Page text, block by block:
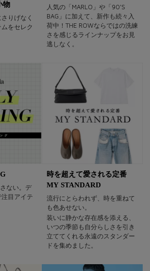
物
りげなく
をセレク
人気の「MARLO」や「90'S
BAG」に加えて、新作も続々入
荷中！THE ROWならではの洗練
さを感じるラインナップをお見
逃しなく。
ない。デ
目アイテ
時を超えて愛される定番
MY STANDARD
流行にとらわれず、時を重ねて
も色あせない。
装いに静かな存在感を添える、
いつの季節も自分らしさを引き
立ててくれる永遠のスタンダー
ドを集めました。